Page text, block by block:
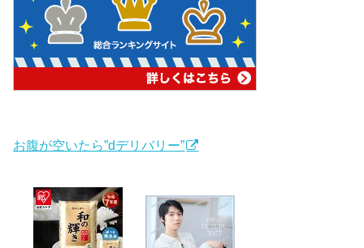
お腹が空いたら”dデリバリー”